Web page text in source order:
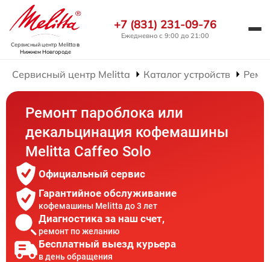
Сервисный центр Melittaв
Нижнем Новгороде
+7 (831) 231-09-76
Ежедневно с 9:00 до 21:00
Сервисный центр Melitta Каталог устройств
Ремонт пароблока или
декальцинация кофемашины
Melitta Caffeo Solo
Официальный сервис
Гарантийное обслуживание
кофемашины Melitta до 3 лет
Диагностика за наш счет,
ремонт по желанию
Бесплатный выезд курьера
в день обращения